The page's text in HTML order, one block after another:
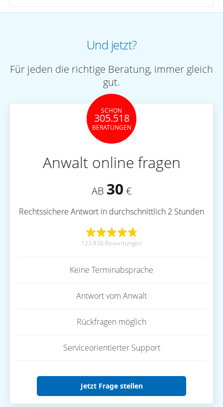
Und jetzt?
Für jeden die richtige Beratung, immer gleich
gut.
SCHON
305.518
BERATUNGEN
Anwalt online fragen
AB 30 €
Rechtssichere Antwort in durchschnittlich 2 Stunden
123.830 Bewertungen
Keine Terminabsprache
Antwort vom Anwalt
Rückfragen möglich
Serviceorientierter Support
Jetzt Frage stellen